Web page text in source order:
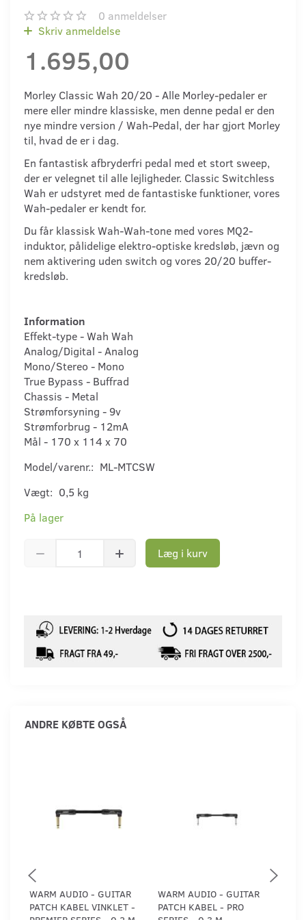
0 anmeldelser
Skriv anmeldelse
1.695,00
Morley Classic Wah 20/20 - Alle Morley-pedaler er
mere eller mindre klassiske, men denne pedal er den
nye mindre version / Wah-Pedal, der har gjort Morley
til, hvad de er i dag.
En fantastisk afbryderfri pedal med et stort sweep,
der er velegnet til alle lejligheder. Classic Switchless
Wah er udstyret med de fantastiske funktioner, vores
Wah-pedaler er kendt for.
Du får klassisk Wah-Wah-tone med vores MQ2-
induktor, pålidelige elektro-optiske kredsløb, jævn og
nem aktivering uden switch og vores 20/20 buffer-
kredsløb.
Information
Effekt-type - Wah Wah
Analog/Digital - Analog
Mono/Stereo - Mono
True Bypass - Buffrad
Chassis - Metal
Strømforsyning - 9v
Strømforbrug - 12mA
Mål - 170 x 114 x 70
Model/varenr.: ML-MTCSW
Vægt: 0,5 kg
På lager
Læg i kurv
ANDRE KØBTE OGSÅ
WARM AUDIO - GUITAR
PATCH KABEL VINKLET -
WARM AUDIO - GUITAR
PATCH KABEL - PRO